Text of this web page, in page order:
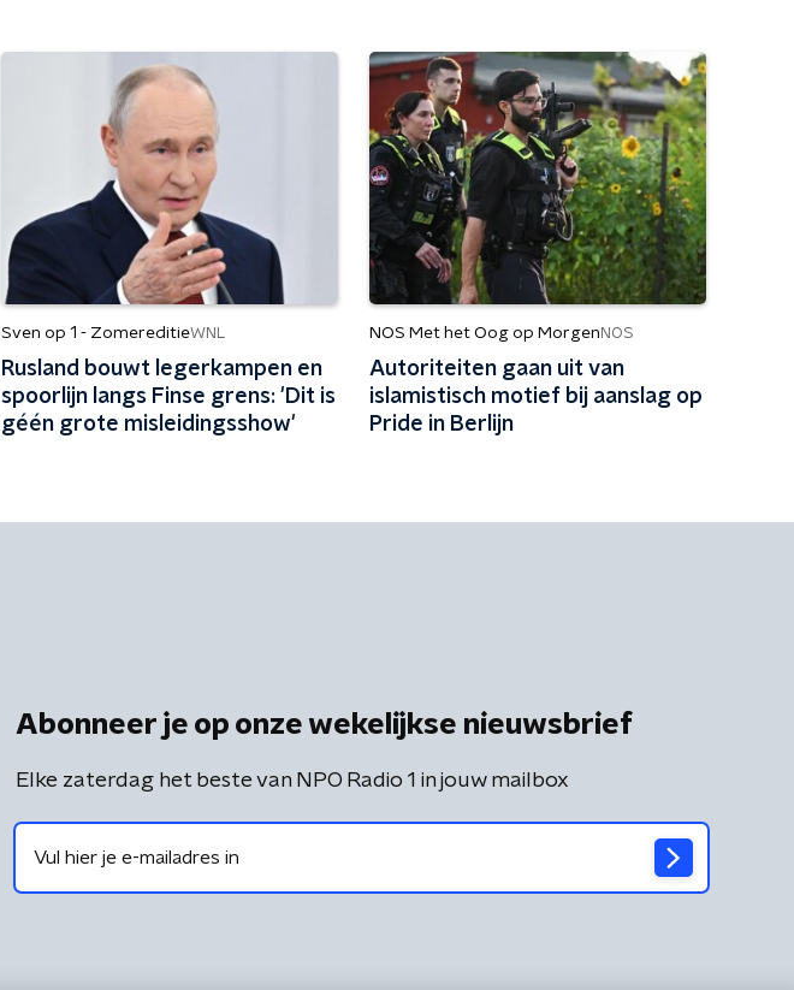
Sven op 1 - ZomereditieWNL
Rusland bouwt legerkampen en
spoorlijn langs Finse grens: 'Dit is
géén grote misleidingsshow'
NOS Met het Oog op Morgen NOS
Autoriteiten gaan uit van
islamistisch motief bij aanslag op
Pride in Berlijn
Abonneer je op onze wekelijkse nieuwsbrief
Elke zaterdag het beste van NPO Radio 1 in jouw mailbox